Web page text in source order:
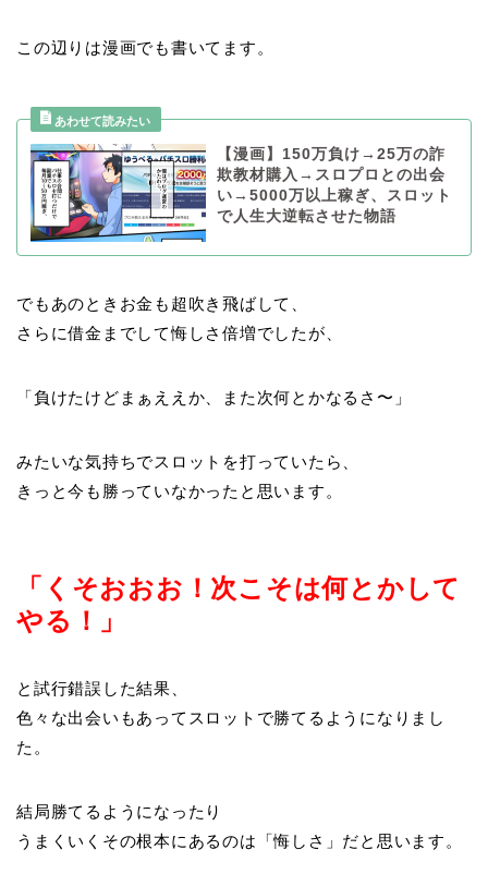
この辺りは漫画でも書いてます。
【漫画】150万負け→25万の詐
欺教材購入→スロプロとの出会
い→5000万以上稼ぎ、スロット
で人生大逆転させた物語
でもあのときお金も超吹き飛ばして、
さらに借金までして悔しさ倍増でしたが、
「負けたけどまぁええか、また次何とかなるさ〜」
みたいな気持ちでスロットを打っていたら、
きっと今も勝っていなかったと思います。
「くそおおお！次こそは何とかして
やる！」
と試行錯誤した結果、
色々な出会いもあってスロットで勝てるようになりまし
た。
結局勝てるようになったり
うまくいくその根本にあるのは「悔しさ」だと思います。